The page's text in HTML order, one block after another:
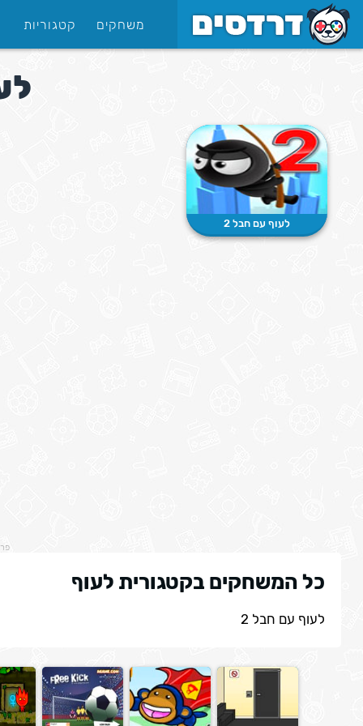
משחקים קטגוריות
לעוף עם חבל 2
כל המשחקים בקטגורית לעוף
לעוף עם חבל 2